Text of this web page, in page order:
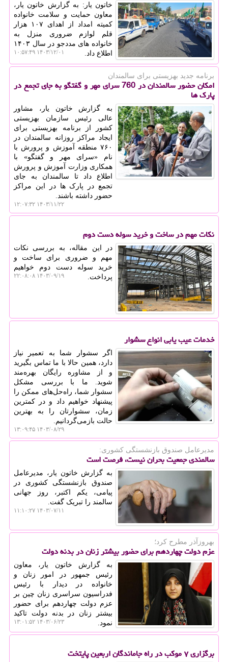
خاتون یار: به گزارش خاتون یار،
معاون حمایت و سلامت خانواده
کمیته امداد از اهدای ۱۰۷ هزار
قلم لوازم ضروری منزل به
خانواده های مددجو در سال ۱۴۰۳
اطلاع داد.
۱۴۰۳/۱۲/۰۱ ۱۰:۵۷:۴۹
برنامه جدید بهزیستی برای سالمندان
امکان حضور سالمندان در 760 سرای مهر و گفتگو به جای تجمع در
پارک ها
به گزارش خاتون یار، مشاور
عالی رئیس سازمان بهزیستی
کشور از برنامه بهزیستی برای
ایجاد مراکز روزانه سالمندان در
۷۶۰ منطقه آموزش و پرورش با
نام «سرای مهر و گفتگو» با
همکاری وزارت آموزش و پرورش
اطلاع داد تا سالمندان به جای
تجمع در پارک ها در این مراکز
حضور داشته باشند.
۱۴۰۳/۱۱/۲۲ ۱۲:۰۷:۳۲
نکات مهم در ساخت و خرید سوله دست دوم
در این مقاله، به بررسی نکات
مهم و ضروری برای ساخت و
خرید سوله دست دوم خواهیم
پرداخت.
۱۴۰۳/۰۹/۱۹ ۲۲:۰۸:۰۸
خدمات عیب یابی انواع سشوار
اگر سشوار شما به تعمیر نیاز
دارد، همین حالا با ما تماس بگیرید
و از مشاوره رایگان بهره‌مند
شوید. ما با بررسی مشکل
سشوار شما، راه‌حل‌های ممکن را
پیشنهاد خواهیم داد و در کمترین
زمان، سشوارتان را به بهترین
حالت بازمی‌گردانیم.
۱۴۰۳/۰۸/۲۹ ۱۳:۰۹:۴۵
مدیرعامل صندوق بازنشستگی كشوری:
سالمندی جمعیت بحران نیست، فرصت است
به گزارش خاتون یار، مدیرعامل
صندوق بازنشستگی کشوری در
پیامی، یکم اکتبر، روز جهانی
سالمند را تبریک گفت.
۱۴۰۳/۰۷/۱۱ ۱۱:۱۰:۲۷
بهروزآذر مطرح كرد؛
عزم دولت چهاردهم برای حضور بیشتر زنان در بدنه دولت
به گزارش خاتون یار، معاون
رئیس جمهور در امور زنان و
خانواده در دیدار با رئیس
فدراسیون سراسری زنان چین بر
عزم دولت چهاردهم برای حضور
بیشتر زنان در بدنه دولت تاکید
نمود.
۱۴۰۳/۰۶/۲۳ ۱۳:۰۱:۵۲
برگزاری ۷ موکب در راه جاماندگان اربعین پایتخت